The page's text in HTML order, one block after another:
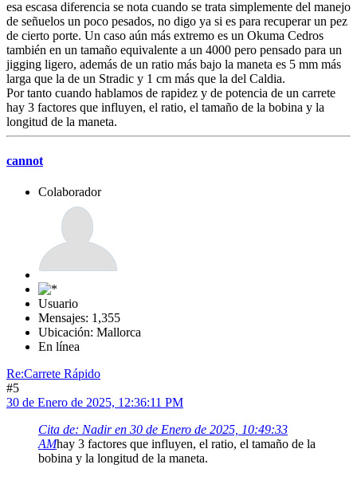
esa escasa diferencia se nota cuando se trata simplemente del manejo
de señuelos un poco pesados, no digo ya si es para recuperar un pez
de cierto porte. Un caso aún más extremo es un Okuma Cedros
también en un tamaño equivalente a un 4000 pero pensado para un
jigging ligero, además de un ratio más bajo la maneta es 5 mm más
larga que la de un Stradic y 1 cm más que la del Caldia.
Por tanto cuando hablamos de rapidez y de potencia de un carrete
hay 3 factores que influyen, el ratio, el tamaño de la bobina y la
longitud de la maneta.
cannot
Colaborador
Usuario
Mensajes: 1,355
Ubicación: Mallorca
En línea
Re:Carrete Rápido
#5
30 de Enero de 2025, 12:36:11 PM
Cita de: Nadir en 30 de Enero de 2025, 10:49:33
AMhay 3 factores que influyen, el ratio, el tamaño de la
bobina y la longitud de la maneta.